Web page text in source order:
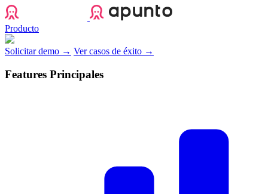
Apunto
Producto
Solicitar demo → Ver casos de éxito →
Features Principales